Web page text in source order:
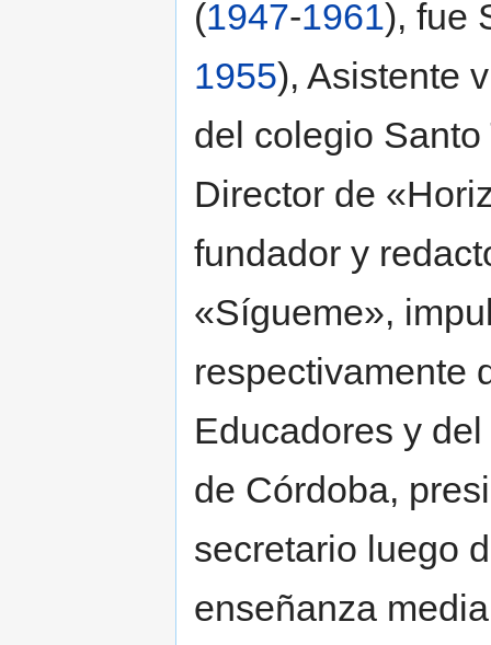
(1947-1961), fue
1955), Asistente
del colegio
Director de
fundador y
«Sígueme»,
respectivamente
Educadores y
de Córdoba,
secretario luego
enseñanza